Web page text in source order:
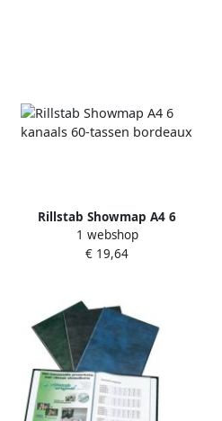
Rillstab Showmap A4 6
kanaals 60-tassen bordeaux
1 webshop
€ 19,64